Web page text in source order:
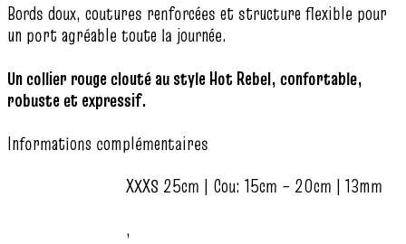
Bords doux, coutures renforcées et structure flexible pour
un port agréable toute la journée.
Un collier rouge clouté au style Hot Rebel, confortable,
robuste et expressif.
Informations complémentaires
XXXS 25cm | Cou: 15cm – 20cm | 13mm
,